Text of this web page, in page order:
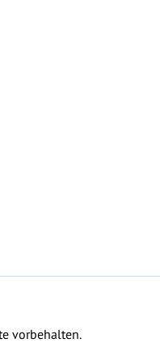
vorbehalten.